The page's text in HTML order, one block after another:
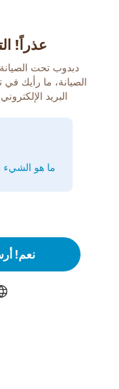
عذراً!
دبدوب تحت
الصيانة، ما رأيك
البريد
ما هو الشيء
نعم!